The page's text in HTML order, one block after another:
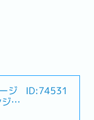
ジ
ニ
ID:74531